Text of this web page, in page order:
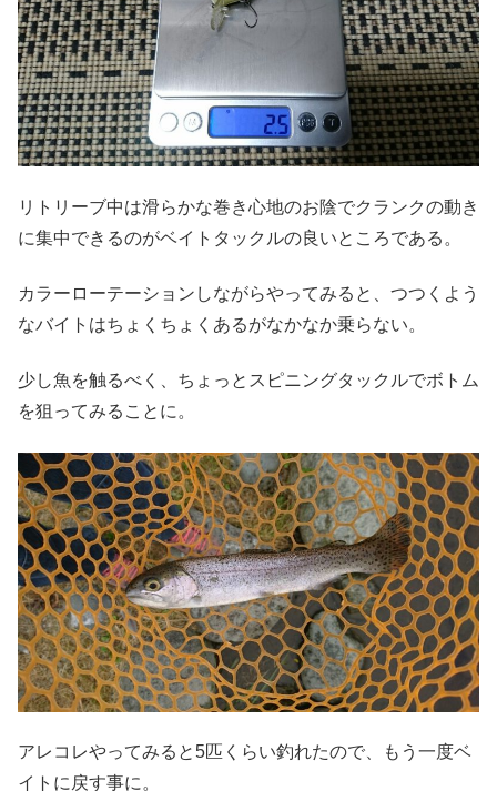
リトリーブ中は滑らかな巻き心地のお陰でクランクの動き
に集中できるのがベイトタックルの良いところである。
カラーローテーションしながらやってみると、つつくよう
なバイトはちょくちょくあるがなかなか乗らない。
少し魚を触るべく、ちょっとスピニングタックルでボトム
を狙ってみることに。
アレコレやってみると5匹くらい釣れたので、もう一度ベ
イトに戻す事に。